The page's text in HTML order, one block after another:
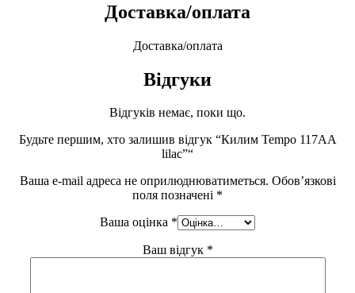
Доставка/оплата
Доставка/оплата
Відгуки
Відгуків немає, поки що.
Будьте першим, хто залишив відгук “Килим Tempo 117AA
lilac”“
Ваша e-mail адреса не оприлюднюватиметься. Обов’язкові
поля позначені *
Ваша оцінка *
Ваш відгук *